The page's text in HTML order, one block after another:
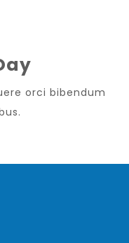
orci bibendum